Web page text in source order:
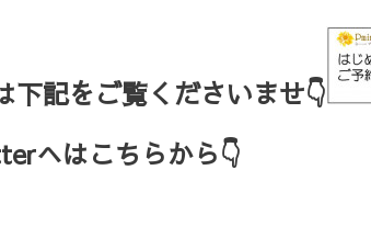
記をご覧くださいませ👇
へはこちらから👇